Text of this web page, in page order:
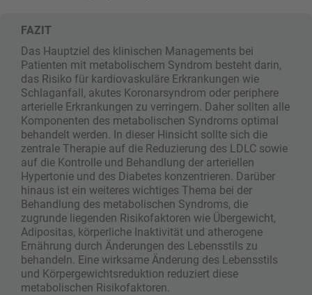
FAZIT
Das Hauptziel des klinischen Managements bei
Patienten mit metabolischem Syndrom besteht darin,
das Risiko für kardiovaskuläre Erkrankungen wie
Schlaganfall, akutes Koronarsyndrom oder periphere
arterielle Erkrankungen zu verringern. Daher sollten alle
Komponenten des metabolischen Syndroms optimal
behandelt werden. In dieser Hinsicht sollte sich die
zentrale Therapie auf die Reduzierung des LDLC sowie
auf die Kontrolle und Behandlung der arteriellen
Hypertonie und des Diabetes konzentrieren. Darüber
hinaus ist ein weiteres wichtiges Thema bei der
Behandlung des metabolischen Syndroms, die
zugrunde liegenden Risikofaktoren wie Übergewicht,
Adipositas, körperliche Inaktivität und atherogene
Ernährung durch Änderungen des Lebensstils zu
behandeln. Eine wirksame Änderung des Lebensstils
und Körpergewichtsreduktion reduziert diese
metabolischen Risikofaktoren.